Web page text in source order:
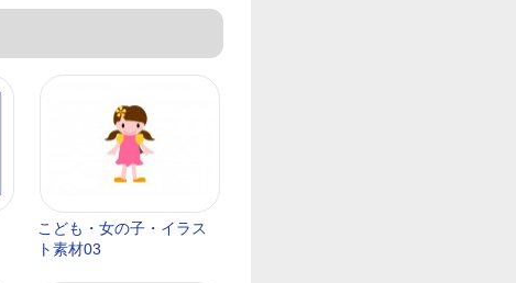
こども・女の子・イラス
ト素材03